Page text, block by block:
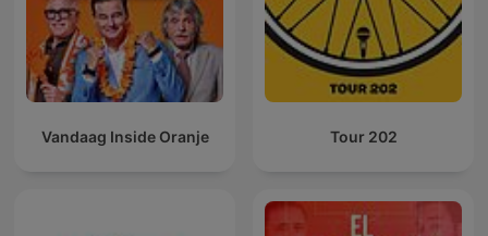
Tour 202
Vandaag Inside Oranje